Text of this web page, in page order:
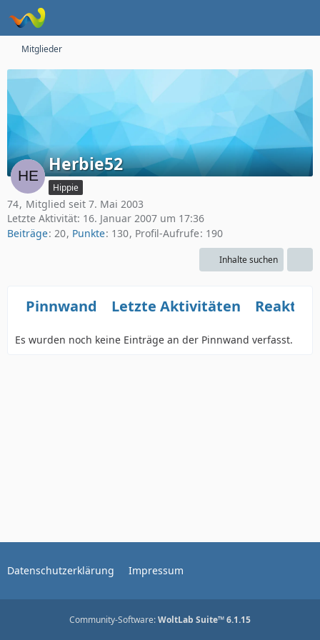
Mitglieder
Herbie52
Hippie
74 Mitglied seit 7. Mai 2003
Letzte Aktivität: 16. Januar 2007 um 17:36
Beiträge 20 Punkte 130 Profil-Aufrufe 190
Inhalte suchen
Pinnwand Letzte Aktivitäten
Es wurden noch keine Einträge an der Pinnwand verfasst.
Datenschutzerklärung Impressum
Community-Software:WoltLab Suite™ 6.1.15